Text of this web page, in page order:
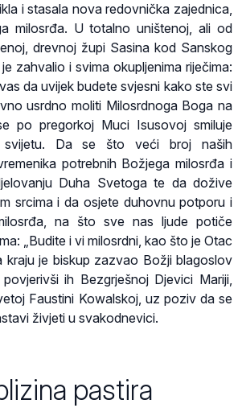
i stasala nova redovnička zajednica,
milosrđa. U totalno uništenoj, ali od
drevnoj župi Sasina kod Sanskog
zahvalio i svima okupljenima riječima:
da uvijek budete svjesni kako ste svi
usrdno moliti Milosrdnoga Boga na
po pregorkoj Muci Isusovoj smiluje
svijetu. Da se što veći broj naših
potrebnih Božjega milosrđa i
Duha Svetoga te da dožive
srcima i da osjete duhovnu potporu i
na što sve nas ljude potiče
„Budite i vi milosrdni, kao što je Otac
kraju je biskup zazvao Božji blagoslov
ih Bezgrješnoj Djevici Mariji,
Faustini Kowalskoj, uz poziv da se
živjeti u svakodnevici.
pastira